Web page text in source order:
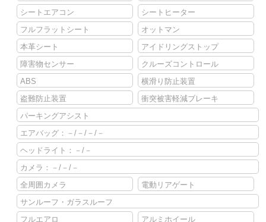
シートエアコン
シートヒーター
フルフラットシート
オットマン
本革シート
アイドリングストップ
障害物センサー
クルーズコントロール
ABS
横滑り防止装置
盗難防止装置
衝突被害軽減ブレーキ
パーキングアシスト
エアバッグ：－/－/－/－
ヘッドライト：－/－
カメラ：－/－/－
全周囲カメラ
電動リアゲート
サンルーフ・ガラスルーフ
フルエアロ
アルミホイール